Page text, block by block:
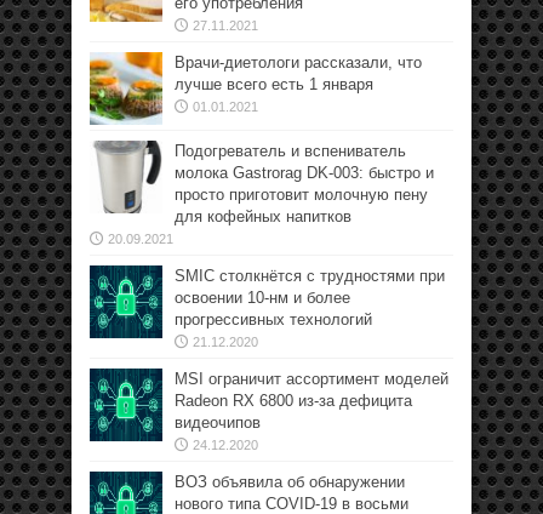
27.11.2021
Врачи-диетологи рассказали, что
лучше всего есть 1 января
01.01.2021
Подогреватель и вспениватель
молока Gastrorag DK-003: быстро и
просто приготовит молочную пену
для кофейных напитков
20.09.2021
SMIC столкнётся с трудностями при
освоении 10-нм и более
прогрессивных технологий
21.12.2020
MSI ограничит ассортимент моделей
Radeon RX 6800 из-за дефицита
видеочипов
24.12.2020
ВОЗ объявила об обнаружении
нового типа COVID-19 в восьми